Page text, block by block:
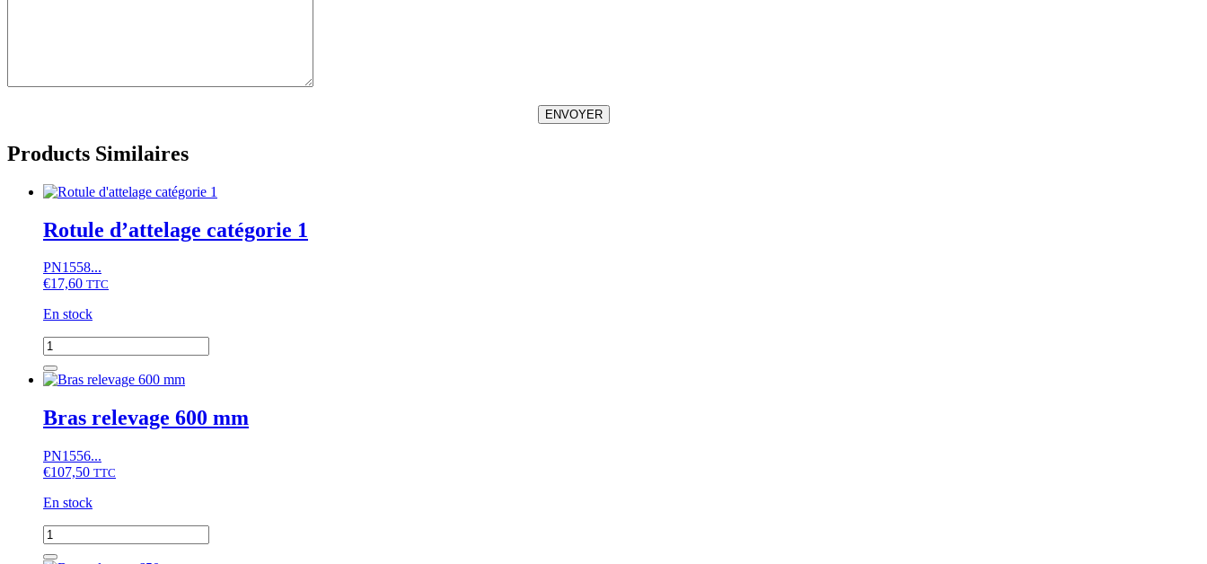
ENVOYER
Products Similaires
Rotule d’attelage catégorie 1
PN1558...
€17,60 TTC
En stock
quantité
de
Rotule
catégorie
1
Bras relevage 600 mm
PN1556...
€107,50 TTC
En stock
quantité
de